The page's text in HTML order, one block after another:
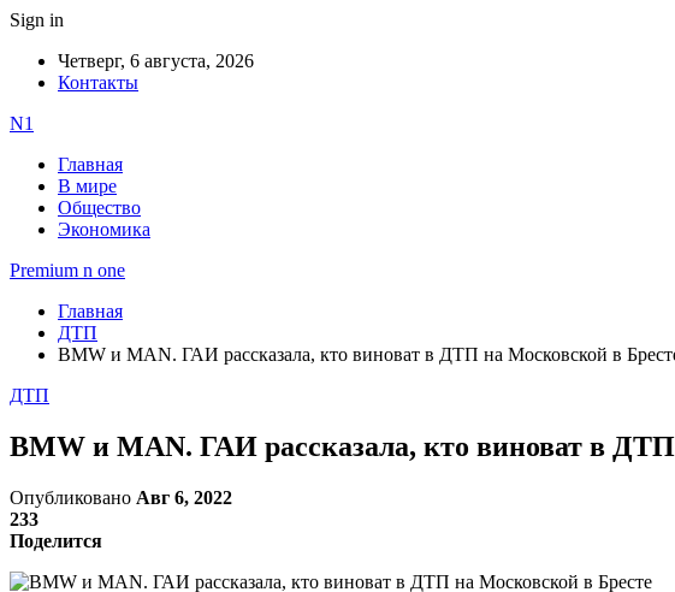
Sign in
Четверг, 6 августа, 2026
Контакты
N1
Главная
В мире
Общество
Экономика
Premium n one
Главная
ДТП
BMW и MAN. ГАИ рассказала, кто виноват в ДТП на Московской в
ДТП
BMW и MAN. ГАИ рассказала, кто виноват в
Опубликовано Авг 6, 2022
233
Поделится